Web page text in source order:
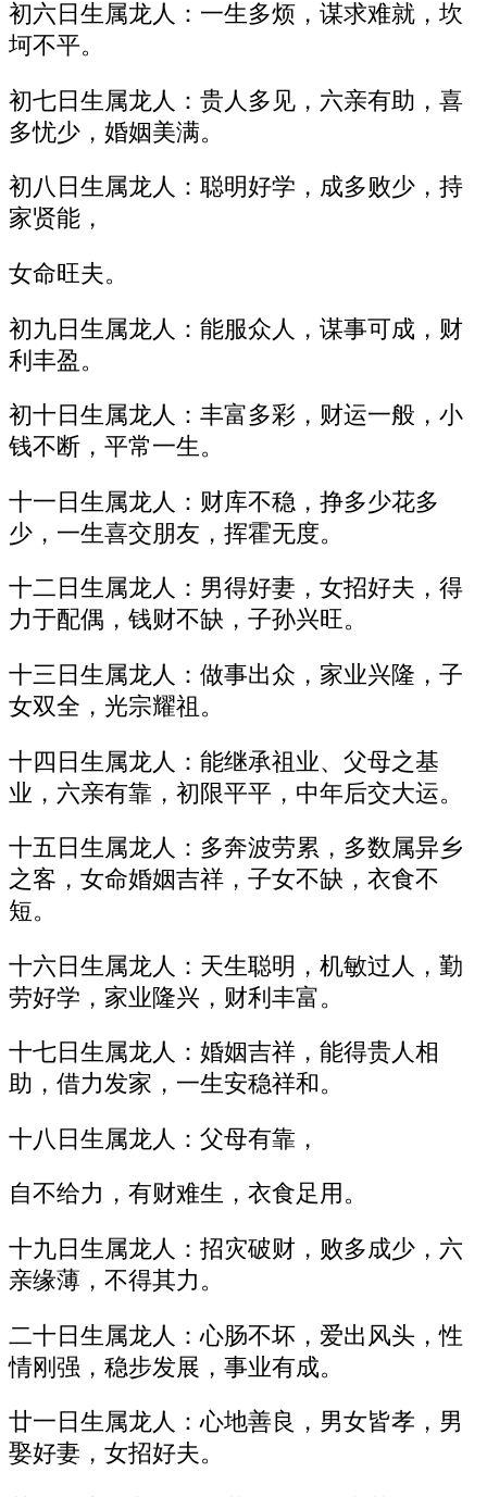
初六日生属龙人：一生多烦，谋求难就，坎
坷不平。
初七日生属龙人：贵人多见，六亲有助，喜
多忧少，婚姻美满。
初八日生属龙人：聪明好学，成多败少，持
家贤能，
女命旺夫。
初九日生属龙人：能服众人，谋事可成，财
利丰盈。
初十日生属龙人：丰富多彩，财运一般，小
钱不断，平常一生。
十一日生属龙人：财库不稳，挣多少花多
少，一生喜交朋友，挥霍无度。
十二日生属龙人：男得好妻，女招好夫，得
力于配偶，钱财不缺，子孙兴旺。
十三日生属龙人：做事出众，家业兴隆，子
女双全，光宗耀祖。
十四日生属龙人：能继承祖业、父母之基
业，六亲有靠，初限平平，中年后交大运。
十五日生属龙人：多奔波劳累，多数属异乡
之客，女命婚姻吉祥，子女不缺，衣食不
短。
十六日生属龙人：天生聪明，机敏过人，勤
劳好学，家业隆兴，财利丰富。
十七日生属龙人：婚姻吉祥，能得贵人相
助，借力发家，一生安稳祥和。
十八日生属龙人：父母有靠，
自不给力，有财难生，衣食足用。
十九日生属龙人：招灾破财，败多成少，六
亲缘薄，不得其力。
二十日生属龙人：心肠不坏，爱出风头，性
情刚强，稳步发展，事业有成。
廿一日生属龙人：心地善良，男女皆孝，男
娶好妻，女招好夫。